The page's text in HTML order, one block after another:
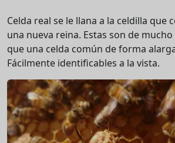
Celda real se le llana a la celdilla que
una nueva reina. Estas son de
que una celda común de forma
Fácilmente identificables a la vista.